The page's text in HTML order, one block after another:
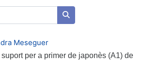
Cerca cursos
Meseguer
per a primer de japonès (A1) de